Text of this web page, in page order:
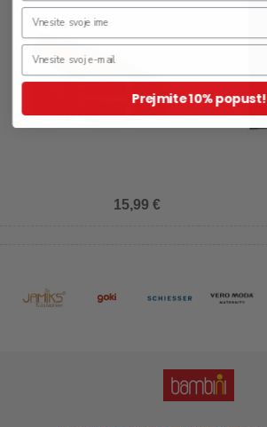
15,99 €
Prejmite 10% popust!